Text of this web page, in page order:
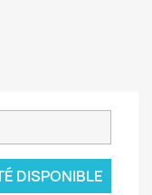
DISPONIBLE